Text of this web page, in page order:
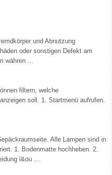
und Abnutzung
oder sonstigen Defekt am
währen ...
filtern, welche
soll. 1. Startmenü aufrufen.
Alle Lampen sind in
1. Bodenmatte hochheben. 2.
l&ou ...